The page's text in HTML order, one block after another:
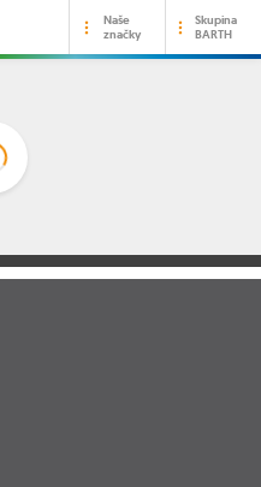
Naše
značky
Skupina
BARTH